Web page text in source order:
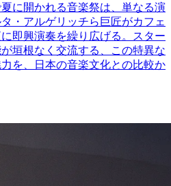
に開かれる音楽祭は、単なる演
・アルゲリッチら巨匠がカフェ
即興演奏を繰り広げる。スター
垣根なく交流する、この特異な
を、日本の音楽文化との比較か